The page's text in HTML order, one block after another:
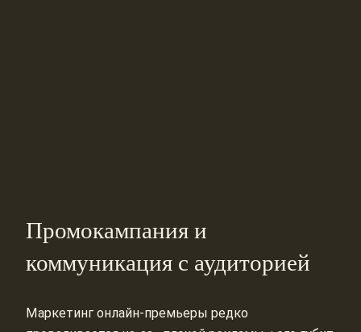
Промокампания и
коммуникация с аудиторией
Маркетинг онлайн‑премьеры редко